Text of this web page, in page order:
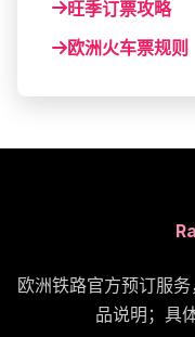
旺季订票攻略
欧洲火车票规则
欧洲铁路官方预订服
品说明；具